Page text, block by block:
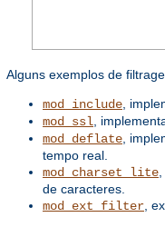
Alguns exemplos de
mod_include ,
mod_ssl ,
mod_deflate ,
tempo real.
mod_charset_lite
de caracteres.
mod_ext_filter ,